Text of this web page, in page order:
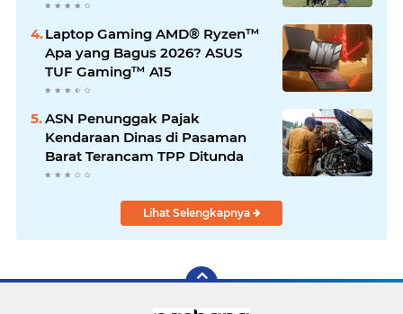
Lokal
Laptop Gaming AMD® Ryzen™
Apa yang Bagus 2026? ASUS
TUF Gaming™ A15
ASN Penunggak Pajak
Kendaraan Dinas di Pasaman
Barat Terancam TPP Ditunda
Lihat Selengkapnya